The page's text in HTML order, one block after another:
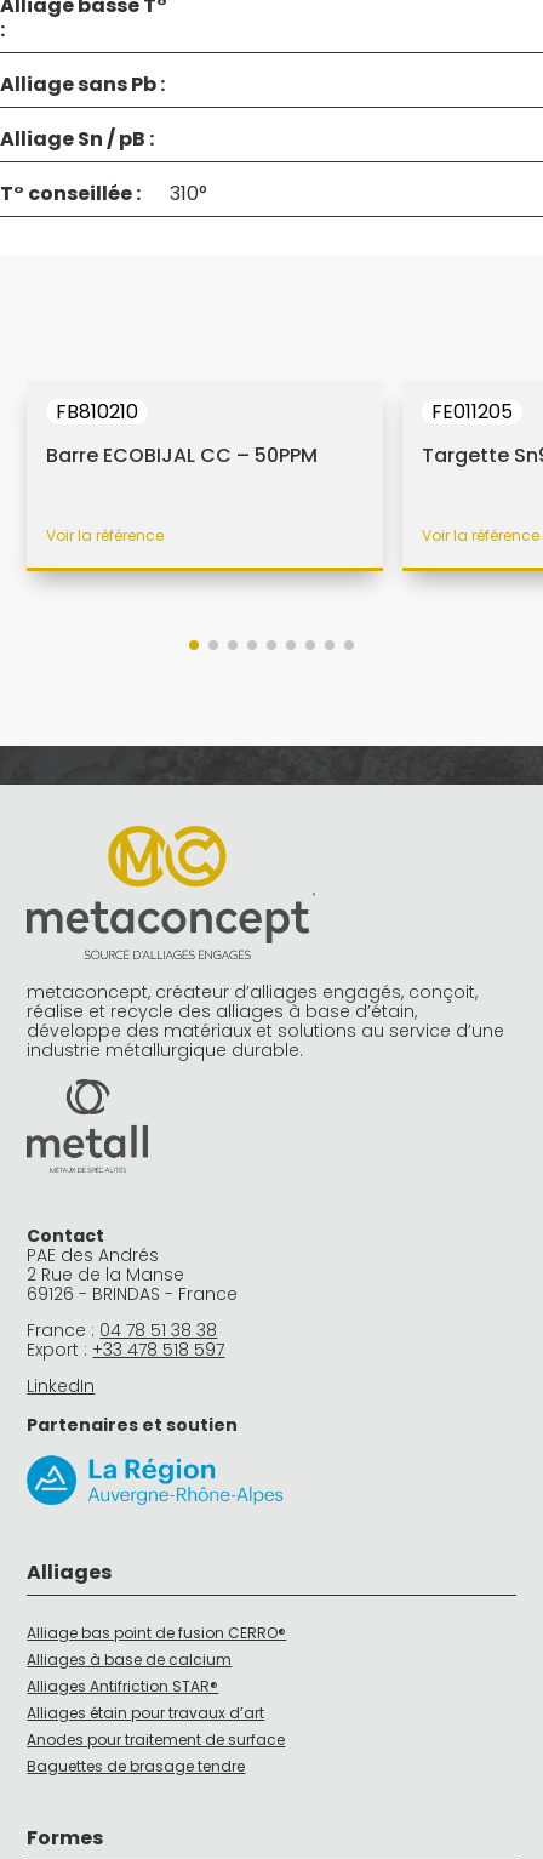
Alliage basse T°
:
Alliage sans Pb :
Alliage Sn / pB :
T° conseillée :
310°
FB810210
Barre ECOBIJAL CC – 50PPM
Voir la référence
FE011205
Targette
Voir la référence
metaconcept, créateur d’alliages engagés, conçoit,
réalise et recycle des alliages à base d’étain,
développe des matériaux et solutions au service d’une
industrie métallurgique durable.
Contact
PAE des Andrés
2 Rue de la Manse
69126 - BRINDAS - France
France : 04 78 51 38 38
Export : +33 478 518 597
LinkedIn
Partenaires et soutien
Alliages
Alliage bas point de fusion CERRO®
Alliages à base de calcium
Alliages Antifriction STAR®
Alliages étain pour travaux d’art
Anodes pour traitement de surface
Baguettes de brasage tendre
Formes